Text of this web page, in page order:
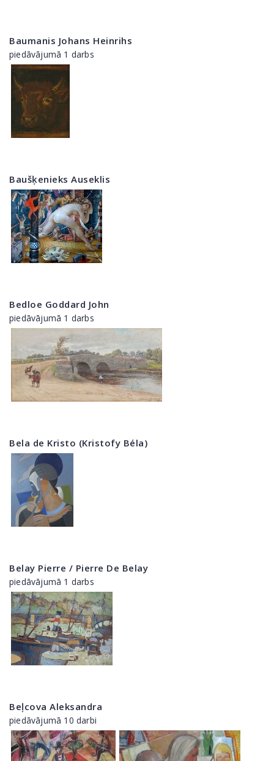
Baumanis Johans Heinrihs
piedāvājumā 1 darbs
Baušķenieks Auseklis
Bedloe Goddard John
piedāvājumā 1 darbs
Bela de Kristo (Kristofy Béla)
Belay Pierre / Pierre De Belay
piedāvājumā 1 darbs
Beļcova Aleksandra
piedāvājumā 10 darbi